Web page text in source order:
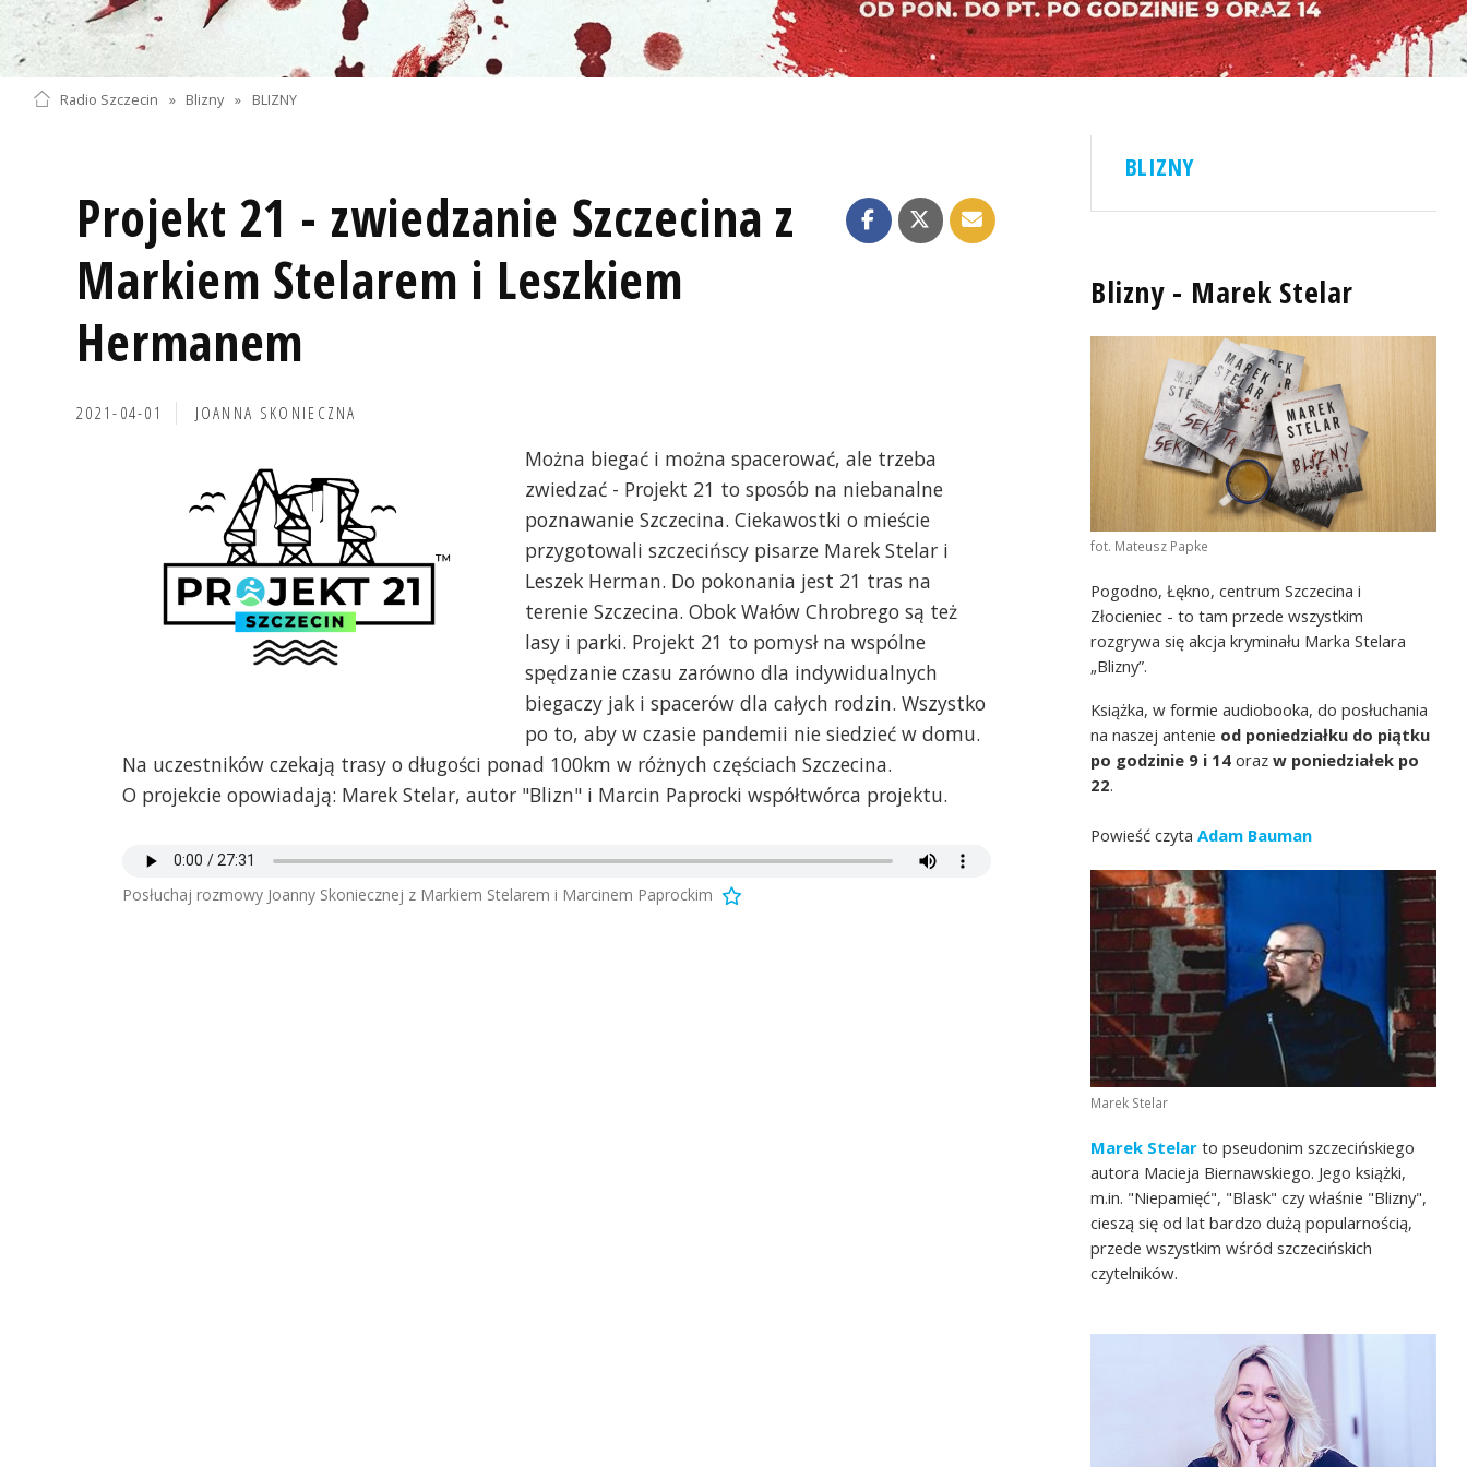
Radio Szczecin » Blizny » BLIZNY
Projekt 21 - zwiedzanie Szczecina z
Markiem Stelarem i Leszkiem
Hermanem
2021-04-01 JOANNA SKONIECZNA
Można biegać i można spacerować, ale trzeba
zwiedzać - Projekt 21 to sposób na niebanalne
poznawanie Szczecina. Ciekawostki o mieście
przygotowali szczecińscy pisarze Marek Stelar i
Leszek Herman. Do pokonania jest 21 tras na
terenie Szczecina. Obok Wałów Chrobrego są też
lasy i parki. Projekt 21 to pomysł na wspólne
spędzanie czasu zarówno dla indywidualnych
biegaczy jak i spacerów dla całych rodzin. Wszystko
po to, aby w czasie pandemii nie siedzieć w domu.
Na uczestników czekają trasy o długości ponad 100km w różnych częściach Szczecina.
O projekcie opowiadają: Marek Stelar, autor "Blizn" i Marcin Paprocki współtwórca projektu.
Posłuchaj rozmowy Joanny Skoniecznej z Markiem Stelarem i Marcinem Paprockim
BLIZNY
Blizny - Marek Stelar
fot. Mateusz Papke
Pogodno, Łękno, centrum Szczecina i
Złocieniec - to tam przede wszystkim
rozgrywa się akcja kryminału Marka Stelara
„Blizny”.
Książka, w formie audiobooka, do posłuchania
na naszej antenie od poniedziałku do piątku
po godzinie 9 i 14 orazw poniedziałek po
22.
Powieść czytaAdam Bauman
Marek Stelar
Marek Stelar to pseudonim szczecińskiego
autora Macieja Biernawskiego. Jego książki,
m.in. "Niepamięć", "Blask" czy właśnie "Blizny",
cieszą się od lat bardzo dużą popularnością,
przede wszystkim wśród szczecińskich
czytelników.